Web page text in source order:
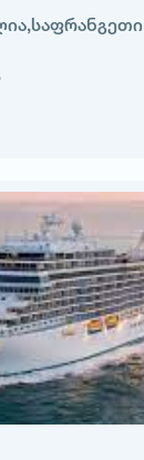
საფრანგეთი